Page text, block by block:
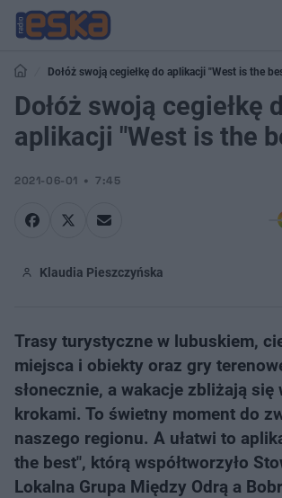
Dołóż swoją cegiełkę do aplikacji "West is the
Dołóż swoją cegiełkę
aplikacji "West is the
2021-06-01 7:45
Klaudia Pieszczyńska
Trasy turystyczne w lubuskiem,
miejsca i obiekty oraz gry
słonecznie, a wakacje zbliżają się
krokami. To świetny moment do
naszego regionu. A ułatwi to
the best", którą współtworzyło
Lokalna Grupa Między Odrą a